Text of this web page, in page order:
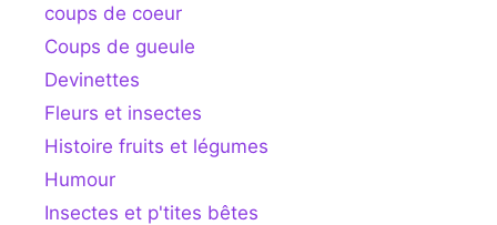
coups de coeur
Coups de gueule
Devinettes
Fleurs et insectes
Histoire fruits et légumes
Humour
Insectes et p'tites bêtes